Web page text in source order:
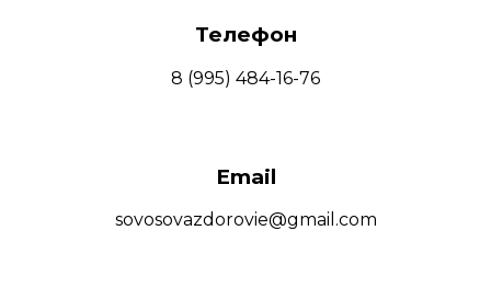
Телефон
8 (995) 484-16-76
Email
sovosovazdorovie@gmail.com